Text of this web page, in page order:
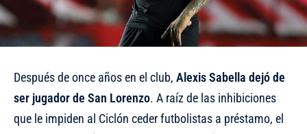
Después de once años en el club, Alexis Sabella dejó de
ser jugador de San Lorenzo. A raíz de las inhibiciones
que le impiden al Ciclón ceder futbolistas a préstamo, el